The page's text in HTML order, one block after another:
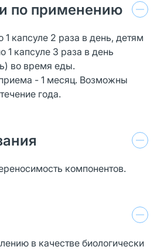
по применению
1 капсуле 2 раза в день, детям
1 капсуле 3 раза в день
во время еды.
- 1 месяц. Возможны
года.
компонентов.
в качестве биологически